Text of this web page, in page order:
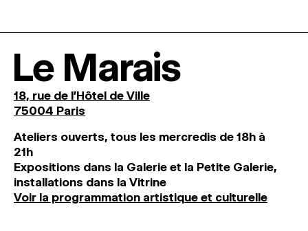
Le Marais
18, rue de l'Hôtel de Ville
75004 Paris
Ateliers ouverts, tous les mercredis de 18h à
21h
Expositions dans la Galerie et la Petite Galerie,
installations dans la Vitrine
Voir la programmation artistique et culturelle